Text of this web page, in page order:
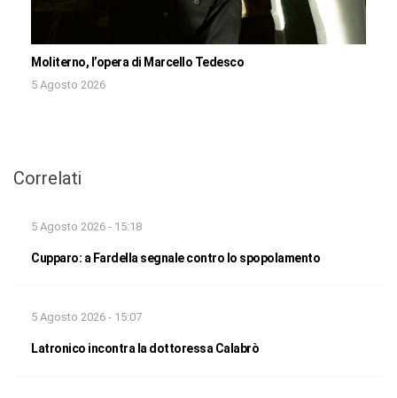
Moliterno, l’opera di Marcello Tedesco
5 Agosto 2026
Correlati
5 Agosto 2026 - 15:18
Cupparo: a Fardella segnale contro lo spopolamento
5 Agosto 2026 - 15:07
Latronico incontra la dottoressa Calabrò